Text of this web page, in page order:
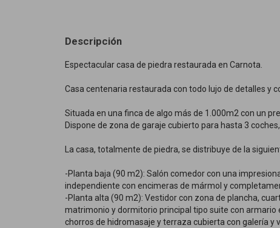
Descripción
Espectacular casa de piedra restaurada en Carnota.
Casa centenaria restaurada con todo lujo de detalles y
Situada en una finca de algo más de 1.000m2 con un
Dispone de zona de garaje cubierto para hasta 3
La casa, totalmente de piedra, se distribuye de la
-Planta baja (90 m2): Salón comedor con una
independiente con encimeras de mármol y
-Planta alta (90 m2): Vestidor con zona de plancha,
matrimonio y dormitorio principal tipo suite con
chorros de hidromasaje y terraza cubierta con galería y